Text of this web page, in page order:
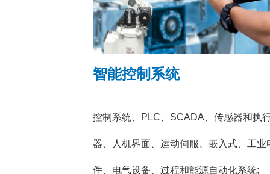
智能控制系统
控制系统、PLC、SCADA、传感器和执
器、人机界面、运动伺服、嵌入式、工业
件、电气设备、过程和能源自动化系统;